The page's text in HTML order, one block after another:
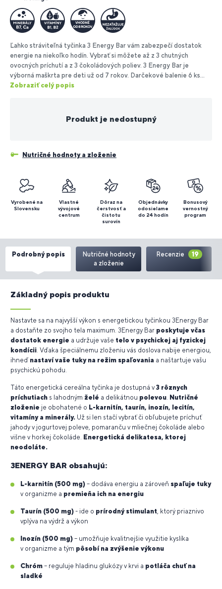
Ľahko stráviteľná tyčinka 3 Energy Bar vám zabezpečí dostatok
energie na niekoľko hodín. Vybrať si môžete až z 3 chutných
ovocných príchutí a z 3 čokoládových poliev. 3 Energy Bar je
výborná maškrta pre deti už od 7 rokov. Darčekové balenie 6 ks...
Zobraziť celý popis
Produkt je nedostupný
Nutričné hodnoty a zloženie
Vyrobené na
Slovensku
Vlastné
vývojové
centrum
Dôraz na
čerstvosť a
čistotu
surovín
Objednávky
odosielame
do 24 hodín
Bonusový
vernostný
program
Podrobný popis
Nutričné hodnoty
a zloženie
Recenzie 19
Základný popis produktu
Nastavte sa na najvyšší výkon s energetickou tyčinkou 3Energy Bar
a dostaňte zo svojho tela maximum. 3Energy Bar poskytuje včas
dostatok energie a udržuje vaše telo v psychickej aj fyzickej
kondícii. Vďaka špeciálnemu zloženiu vás doslova nabije energiou,
ihneď nastaví vaše tuky na režim spaľovania a naštartuje vašu
psychickú pohodu.
Táto energetická cereálna tyčinka je dostupná v3 rôznych
príchutiach s lahodným želé a delikátnou polevou. Nutričné
zloženie je obohatené o L-karnitín, taurín, inozín, lecitín,
vitamíny a minerály. Už si len stačí vybrať či obľubujete príchuť
jahody v jogurtovej poleve, pomaranču v mliečnej čokoláde alebo
višne v horkej čokoláde. Energetická delikatesa, ktorej
neodoláte.
3ENERGY BAR obsahujú:
L-karnitín (500 mg) – dodáva energiu a zároveň spaľuje tuky
v organizme a premieňa ich na energiu
Taurín (500 mg) - ide o prírodný stimulant, ktorý priaznivo
vplýva na výdrž a výkon
Inozín (500 mg) – umožňuje kvalitnejšie využitie kyslíka
v organizme a tým pôsobí na zvýšenie výkonu
Chróm – reguluje hladinu glukózy v krvi a potláča chuť na
sladké